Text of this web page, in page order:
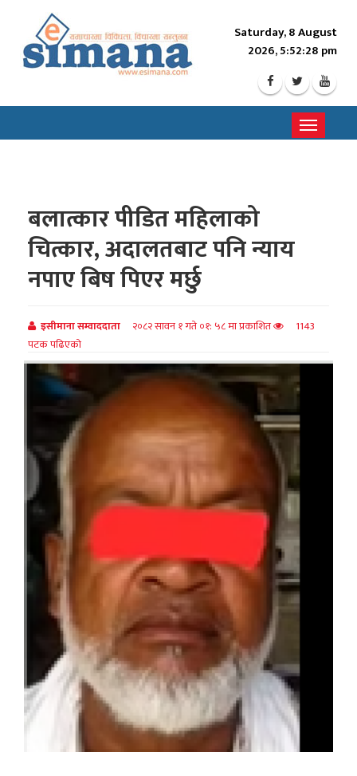
Saturday, 8 August
2026, 5:52:30 pm
Toggle
बलात्कार पीडित महिलाको
चित्कार, अदालतबाट पनि न्याय
नपाए बिष पिएर मर्छु
इसीमाना सम्वाददाता २०८२ सावन १ गते ०१: ५८ मा प्रकाशित
1143
पटक पढिएको